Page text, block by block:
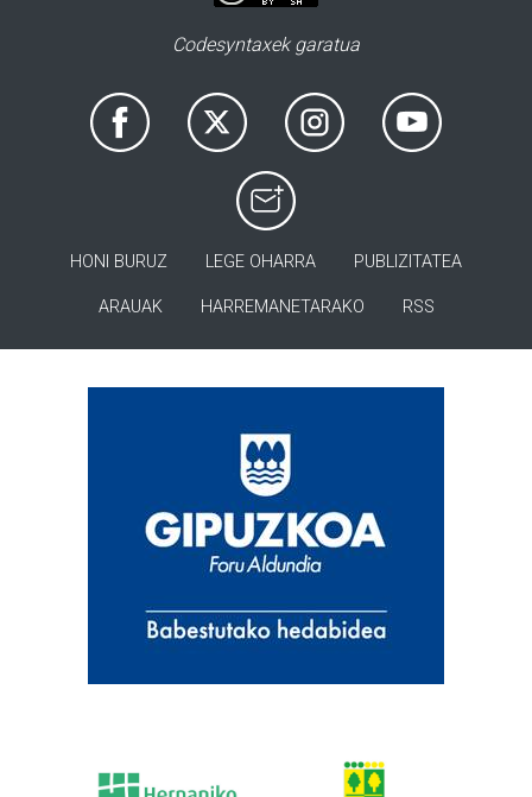
Codesyntaxek garatua
HONI BURUZ LEGE OHARRA PUBLIZITATEA
ARAUAK HARREMANETARAKO RSS